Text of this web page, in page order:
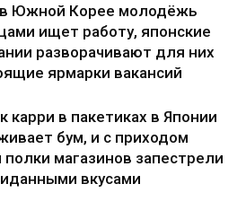
Южной Корее молодёжь
ищет работу, японские
разворачивают для них
ярмарки вакансий
карри в пакетиках в Японии
бум, и с приходом
магазинов запестрели
вкусами